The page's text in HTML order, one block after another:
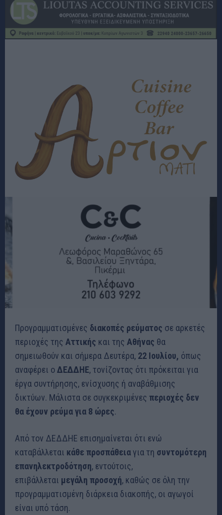
Προγραμματισμένες διακοπές ρεύματος σε αρκετές
περιοχές της Αττικής και της Αθήνας θα
σημειωθούν και σήμερα Δευτέρα, 22 Ιουλίου, όπως
αναφέρει οΔΕΔΔΗΕ, τονίζοντας ότι πρόκειται για
έργα συντήρησης, ενίσχυσης ή αναβάθμισης
δικτύων. Μάλιστα σε συγκεκριμένες περιοχές δεν
θα έχουν ρεύμα για 8 ώρες.
Από τον ΔΕΔΔΗΕ επισημαίνεται ότι ενώ
καταβάλλεται κάθε προσπάθειαγια τη συντομότερη
επανηλεκτροδότηση, εντούτοις,
επιβάλλεται μεγάλη προσοχή, καθώς σε όλη την
προγραμματισμένη διάρκεια διακοπής, οι αγωγοί
είναι υπό τάση.